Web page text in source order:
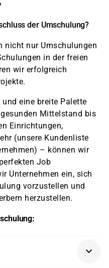
der Umschulung?
nicht nur Umschulungen
in der freien
wir erfolgreich
eine breite Palette
Mittelstand bis
Einrichtungen,
(unsere Kundenliste
– können wir
Job
Unternehmen ein, sich
vorzustellen und
herzustellen.